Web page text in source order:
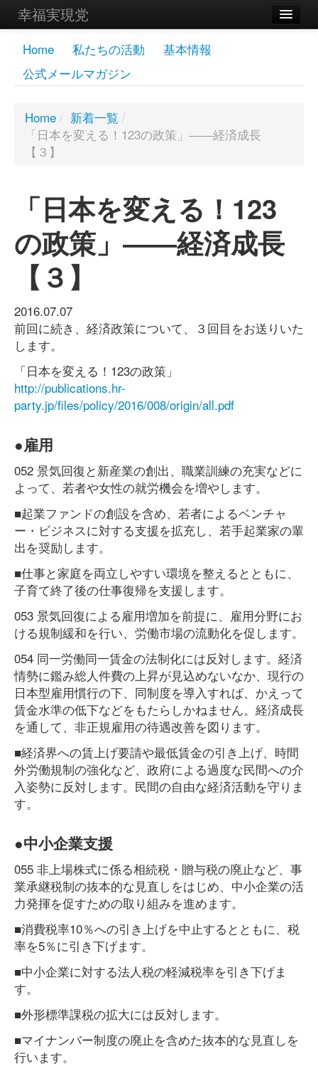
幸福実現党
メンバーズページ
党員
お問い合わせ
Home 私たちの活動
基本情報
公式メールマガジン
Home / 新着一覧 /
「日本を変える！123の政策」――経済成長
【３】
「日本を変える！123
の政策」――経済成長
【３】
2016.07.07
前回に続き、経済政策について、３回目をお送りいた
します。
「日本を変える！123の政策」
http://publications.hr-
party.jp/files/policy/2016/008/origin/all.pdf
●雇用
052 景気回復と新産業の創出、職業訓練の充実などに
よって、若者や女性の就労機会を増やします。
■起業ファンドの創設を含め、若者によるベンチャ
ー・ビジネスに対する支援を拡充し、若手起業家の輩
出を奨励します。
■仕事と家庭を両立しやすい環境を整えるとともに、
子育て終了後の仕事復帰を支援します。
053 景気回復による雇用増加を前提に、雇用分野にお
ける規制緩和を行い、労働市場の流動化を促します。
054 同一労働同一賃金の法制化には反対します。経済
情勢に鑑み総人件費の上昇が見込めないなか、現行の
日本型雇用慣行の下、同制度を導入すれば、かえって
賃金水準の低下などをもたらしかねません。経済成長
を通して、非正規雇用の待遇改善を図ります。
■経済界への賃上げ要請や最低賃金の引き上げ、時間
外労働規制の強化など、政府による過度な民間への介
入姿勢に反対します。民間の自由な経済活動を守りま
す。
●中小企業支援
055 非上場株式に係る相続税・贈与税の廃止など、事
業承継税制の抜本的な見直しをはじめ、中小企業の活
力発揮を促すための取り組みを進めます。
■消費税率10％への引き上げを中止するとともに、税
率を5％に引き下げます。
■中小企業に対する法人税の軽減税率を引き下げま
す。
■外形標準課税の拡大には反対します。
■マイナンバー制度の廃止を含めた抜本的な見直しを
行います。